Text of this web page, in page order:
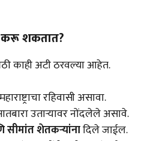
करू शकतात?
काही अटी ठरवल्या आहेत.
रहिवासी असावा.
उताऱ्यावर नोंदलेले असावे.
शेतकऱ्यांनादिले जाईल.